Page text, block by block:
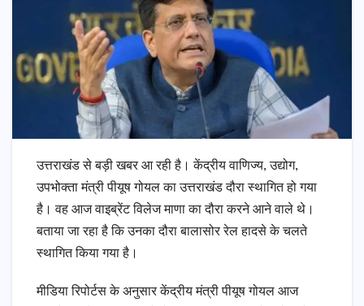
उत्तराखंड से बड़ी खबर आ रही है। केंद्रीय वाणिज्य, उद्योग,
उपभोक्ता मंत्री पीयूष गोयल का उत्तराखंड दौरा स्थागित हो गया
है। वह आज वाइब्रेंट विलेज माणा का दौरा करने आने वाले थे।
बताया जा रहा है कि उनका दौरा बालासोर रेल हादसे के चलते
स्थागित किया गया है।
मीडिया रिपोर्टस के अनुसार केंद्रीय मंत्री पीयूष गोयल आज